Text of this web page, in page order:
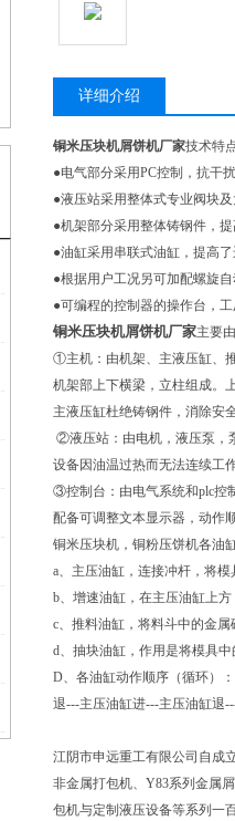
详细介绍
铜米压块机屑饼机厂家技术特
●电气部分采用PC控制，抗干
●液压站采用整体式专业阀块
●机架部分采用整体铸钢件，
●油缸采用串联式油缸，提高
●根据用户工况另可加配螺旋
●可编程的控制器的操作台，
铜米压块机屑饼机厂家主要
①主机：由机架、主液压缸、
机架部上下横梁，立柱组成。
主液压缸杜绝铸钢件，消除安
②液压站：由电机，液压泵，
设备因油温过热而无法连续工
③控制台：由电气系统和plc控
配备可调整文本显示器，动作
铜米压块机，铜粉压饼机各油
a、主压油缸，连接冲杆，将
b、增速油缸，在主压油缸上
c、推料油缸，将料斗中的金
d、抽块油缸，作用是将模具
D、各油缸动作顺序（循环）
退---主压油缸进---主压油缸退
江阴市申远重工有限公司自成
非金属打包机、Y83系列金属
包机与定制液压设备等系列一